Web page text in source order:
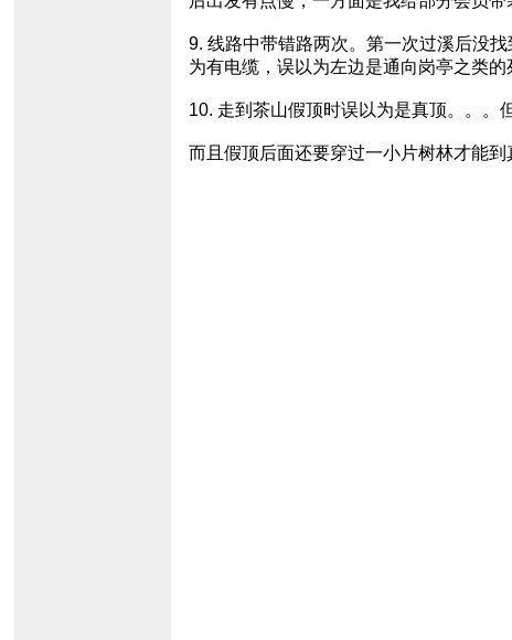
9. 线路中带错路两次。第一次过溪后没
为有电缆，误以为左边是通向岗亭之类
10. 走到茶山假顶时误以为是真顶。。。
而且假顶后面还要穿过一小片树林才能